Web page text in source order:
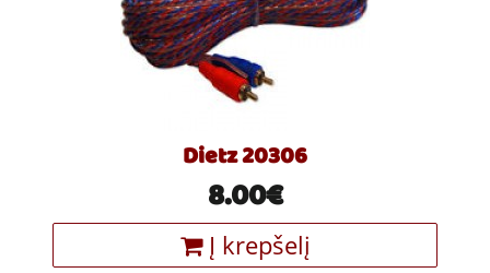
Dietz 20306
8.00€
Į krepšelį